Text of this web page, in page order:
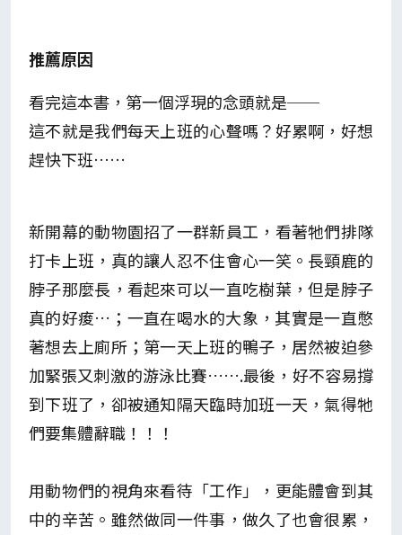
推薦原因
看完這本書，第一個浮現的念頭就是──
這不就是我們每天上班的心聲嗎？好累啊，好想
趕快下班……
新開幕的動物園招了一群新員工，看著牠們排隊
打卡上班，真的讓人忍不住會心一笑。長頸鹿的
脖子那麼長，看起來可以一直吃樹葉，但是脖子
真的好痠…；一直在喝水的大象，其實是一直憋
著想去上廁所；第一天上班的鴨子，居然被迫參
加緊張又刺激的游泳比賽…….最後，好不容易撐
到下班了，卻被通知隔天臨時加班一天，氣得牠
們要集體辭職！！！
用動物們的視角來看待「工作」，更能體會到其
中的辛苦。雖然做同一件事，做久了也會很累，